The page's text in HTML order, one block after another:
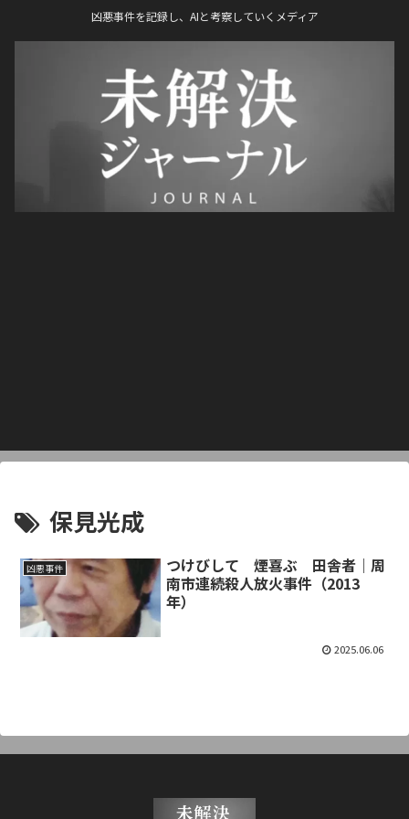
凶悪事件を記録し、AIと考察していくメディア
保見光成
凶悪事件
つけびして 煙喜ぶ 田舎者｜周
南市連続殺人放火事件（2013
年）
2025.06.06